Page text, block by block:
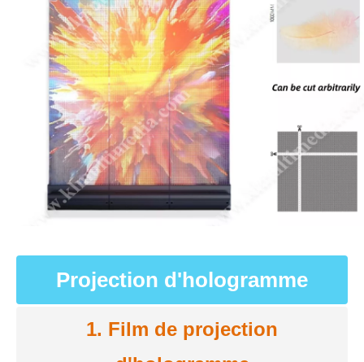
Projection d'hologramme
1. Film de projection